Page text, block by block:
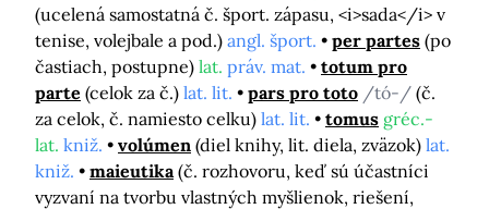
(ucelená samostatná č. šport. zápasu, <i>sada</i> v
tenise, volejbale a pod.) angl. šport. per partes (po
častiach, postupne) lat. práv. mat.
totum pro
parte (celok za č.) lat. lit. pars pro toto /tó-/ (č.
za celok, č. namiesto celku) lat. lit. tomus gréc.-
lat. kniž. volúmen (diel knihy, lit. diela, zväzok) lat.
kniž.
maieutika (č. rozhovoru, keď sú účastníci
vyzvaní na tvorbu vlastných myšlienok, riešení,